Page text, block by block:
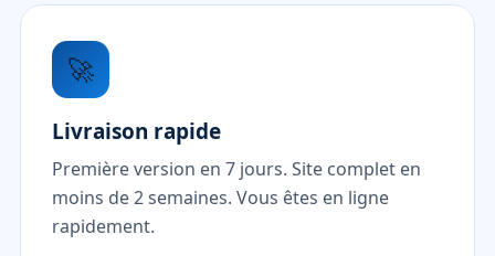
🚀
Livraison rapide
Première version en 7 jours. Site complet en
moins de 2 semaines. Vous êtes en ligne
rapidement.